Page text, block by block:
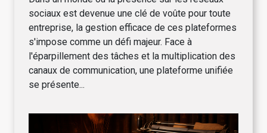
sociaux est devenue une clé de voûte pour toute
entreprise, la gestion efficace de ces plateformes
s'impose comme un défi majeur. Face à
l'éparpillement des tâches et la multiplication des
canaux de communication, une plateforme unifiée
se présente...